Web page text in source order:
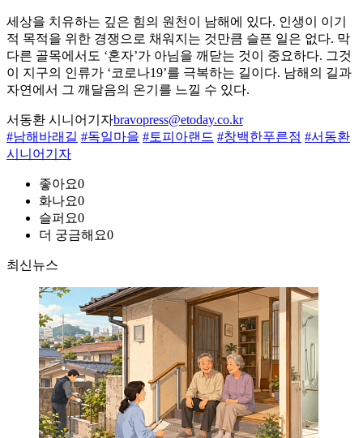
세상을 치유하는 깊은 힘의 원천이 남해에 있다. 인생이 이기
적 목적을 위한 경쟁으로 채워지는 것만큼 슬픈 일은 없다. 막
다른 골목에서도 ‘혼자’가 아님을 깨닫는 것이 중요하다. 그것
이 지구의 인류가 ‘코로나19’를 극복하는 길이다. 남해의 길과
자연에서 그 깨달음의 온기를 느낄 수 있다.
서동환 시니어기자bravopress@etoday.co.kr
#남해바래길 #독일마을 #토피아랜드 #창백한푸른점 #서동환
시니어기자
좋아요0
화나요0
슬퍼요0
더 궁금해요0
최신뉴스